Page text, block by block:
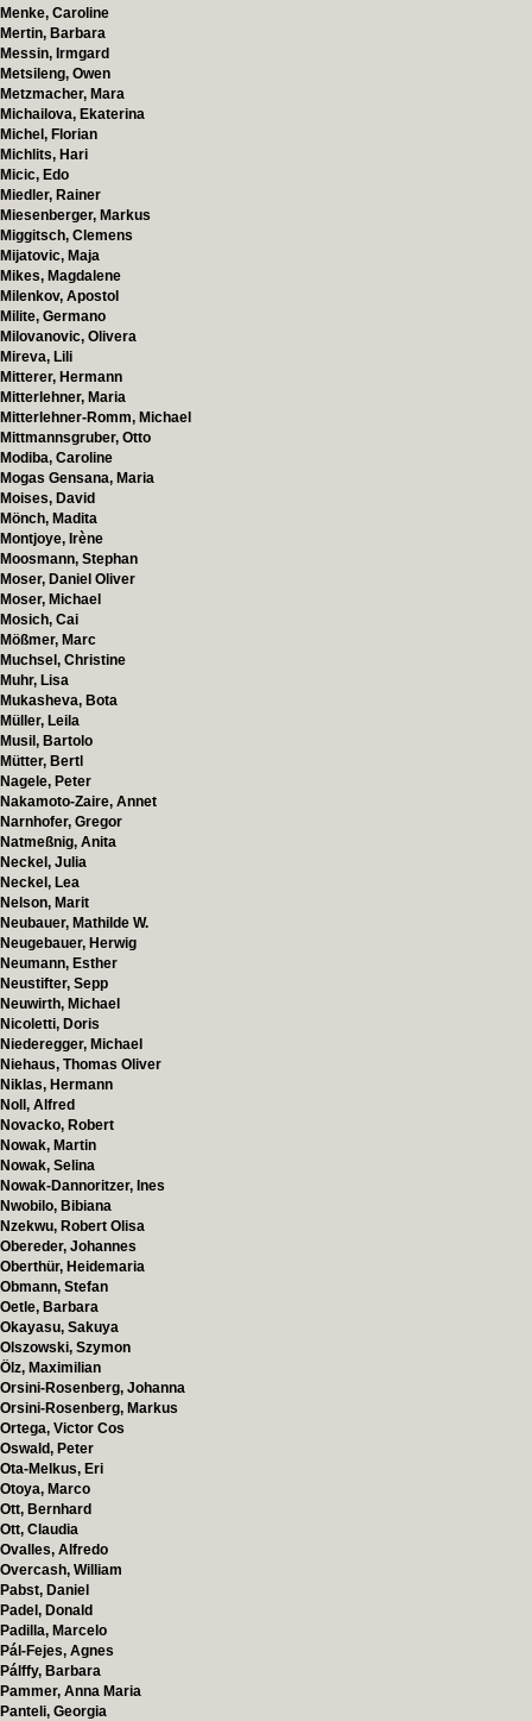
Menke, Caroline
Mertin, Barbara
Messin, Irmgard
Metsileng, Owen
Metzmacher, Mara
Michailova, Ekaterina
Michel, Florian
Michlits, Hari
Micic, Edo
Miedler, Rainer
Miesenberger, Markus
Miggitsch, Clemens
Mijatovic, Maja
Mikes, Magdalene
Milenkov, Apostol
Milite, Germano
Milovanovic, Olivera
Mireva, Lili
Mitterer, Hermann
Mitterlehner, Maria
Mitterlehner-Romm, Michael
Mittmannsgruber, Otto
Modiba, Caroline
Mogas Gensana, Maria
Moises, David
Mönch, Madita
Montjoye, Irène
Moosmann, Stephan
Moser, Daniel Oliver
Moser, Michael
Mosich, Cai
Mößmer, Marc
Muchsel, Christine
Muhr, Lisa
Mukasheva, Bota
Müller, Leila
Musil, Bartolo
Mütter, Bertl
Nagele, Peter
Nakamoto-Zaire, Annet
Narnhofer, Gregor
Natmeßnig, Anita
Neckel, Julia
Neckel, Lea
Nelson, Marit
Neubauer, Mathilde W.
Neugebauer, Herwig
Neumann, Esther
Neustifter, Sepp
Neuwirth, Michael
Nicoletti, Doris
Niederegger, Michael
Niehaus, Thomas Oliver
Niklas, Hermann
Noll, Alfred
Novacko, Robert
Nowak, Martin
Nowak, Selina
Nowak-Dannoritzer, Ines
Nwobilo, Bibiana
Nzekwu, Robert Olisa
Obereder, Johannes
Oberthür, Heidemaria
Obmann, Stefan
Oetle, Barbara
Okayasu, Sakuya
Olszowski, Szymon
Ölz, Maximilian
Orsini-Rosenberg, Johanna
Orsini-Rosenberg, Markus
Ortega, Victor Cos
Oswald, Peter
Ota-Melkus, Eri
Otoya, Marco
Ott, Bernhard
Ott, Claudia
Ovalles, Alfredo
Overcash, William
Pabst, Daniel
Padel, Donald
Padilla, Marcelo
Pál-Fejes, Agnes
Pálffy, Barbara
Pammer, Anna Maria
Panteli, Georgia